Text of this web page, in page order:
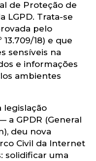
de Proteção de
LGPD. Trata-se
pelo
18) e que
sensíveis na
e informações
ambientes
legislação
a GPDR (General
deu nova
Civil da Internet
solidificar uma